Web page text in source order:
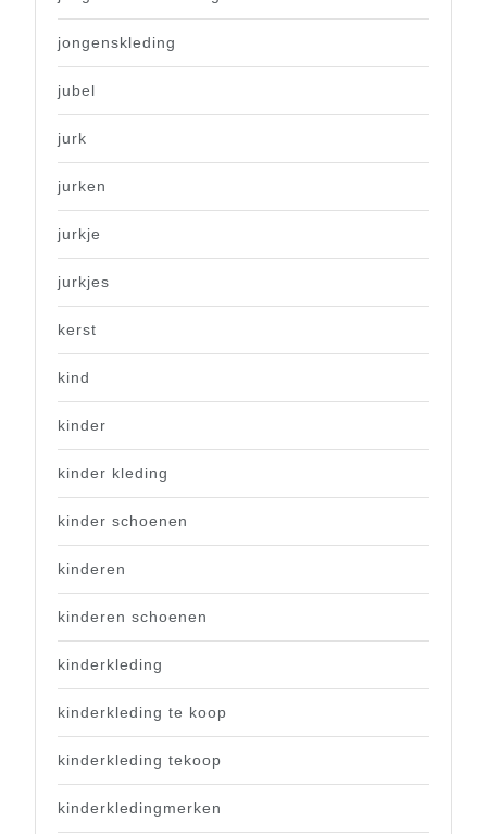
jongenskleding
jubel
jurk
jurken
jurkje
jurkjes
kerst
kind
kinder
kinder kleding
kinder schoenen
kinderen
kinderen schoenen
kinderkleding
kinderkleding te koop
kinderkleding tekoop
kinderkledingmerken